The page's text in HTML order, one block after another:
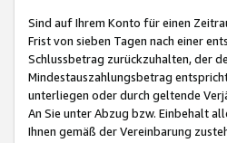
Sind auf Ihrem Konto für einen
Frist von sieben Tagen nach einer
Schlussbetrag zurückzuhalten, der
Mindestauszahlungsbetrag
unterliegen oder durch geltende
An Sie unter Abzug bzw. Einbehalt
Ihnen gemäß der Vereinbarung